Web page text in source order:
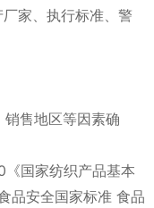
家、执行标准、警
售地区等因素确
国家纺织产品基本
品安全国家标准 食品